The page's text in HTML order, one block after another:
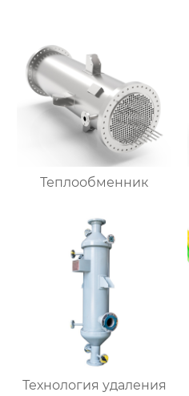
Теплообменник
Технология удаления